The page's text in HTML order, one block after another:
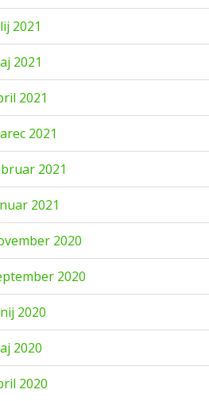
2021
2021
2021
2021
2021
2021
2020
2020
2020
2020
2020